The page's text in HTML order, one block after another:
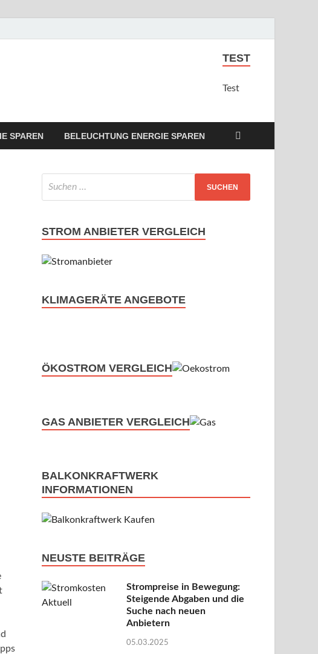
TEST
Test
SPAREN BELEUCHTUNG ENERGIE SPAREN
STROM ANBIETER VERGLEICH
KLIMAGERÄTE ANGEBOTE
ÖKOSTROM VERGLEICH
GAS ANBIETER VERGLEICH
BALKONKRAFTWERK
INFORMATIONEN
NEUSTE BEITRÄGE
Strompreise in Bewegung:
Steigende Abgaben und die
Suche nach neuen
Anbietern
05.03.2025